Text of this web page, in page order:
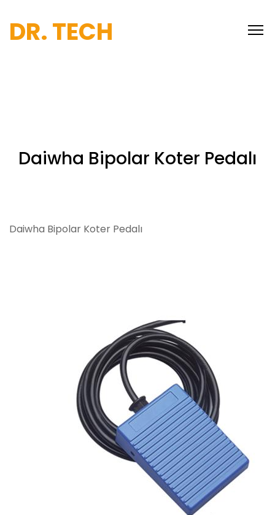
DR. TECH
Daiwha Bipolar Koter Pedalı
Daiwha Bipolar Koter Pedalı